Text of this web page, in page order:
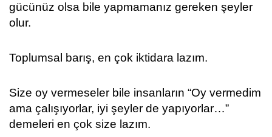
gücünüz olsa bile yapmamanız gereken şeyler
olur.
Toplumsal barış, en çok iktidara lazım.
Size oy vermeseler bile insanların “Oy vermedim
ama çalışıyorlar, iyi şeyler de yapıyorlar…”
demeleri en çok size lazım.